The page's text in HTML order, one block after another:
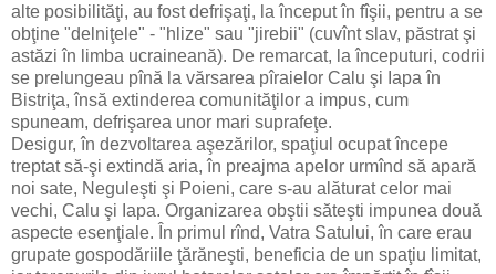
alte posibilităţi, au fost defrişaţi, la început în fîşii, pentru a se
obţine "delniţele" - "hlize" sau "jirebii" (cuvînt slav, păstrat şi
astăzi în limba ucraineană). De remarcat, la începuturi, codrii
se prelungeau pînă la vărsarea pîraielor Calu şi Iapa în
Bistriţa, însă extinderea comunităţilor a impus, cum
spuneam, defrişarea unor mari suprafeţe.
Desigur, în dezvoltarea aşezărilor, spaţiul ocupat începe
treptat să-şi extindă aria, în preajma apelor urmînd să apară
noi sate, Neguleşti şi Poieni, care s-au alăturat celor mai
vechi, Calu şi Iapa. Organizarea obştii săteşti impunea două
aspecte esenţiale. În primul rînd, Vatra Satului, în care erau
grupate gospodăriile ţărăneşti, beneficia de un spaţiu limitat,